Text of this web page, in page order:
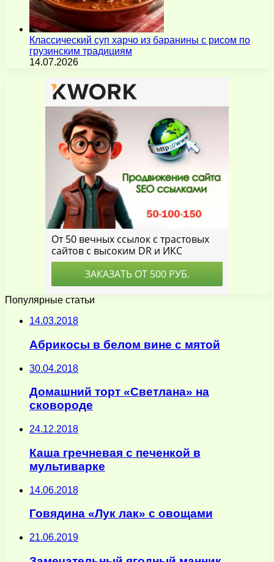
Классический суп харчо из баранины с рисом по
грузинским традициям
14.07.2026
Популярные статьи
14.03.2018
Абрикосы в белом вине с мятой
30.04.2018
Домашний торт «Светлана» на
сковороде
24.12.2018
Каша гречневая с печенкой в
мультиварке
14.06.2018
Говядина «Лук лак» с овощами
21.06.2019